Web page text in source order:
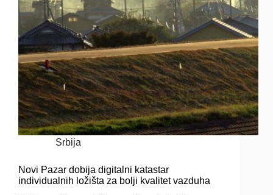
Srbija
Novi Pazar dobija digitalni katastar
individualnih ložišta za bolji kvalitet vazduha